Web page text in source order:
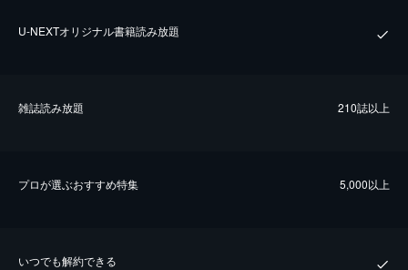
U-NEXTオリジナル書籍読み放題
雑誌読み放題 210誌以上
プロが選ぶおすすめ特集 5,000以上
いつでも解約できる